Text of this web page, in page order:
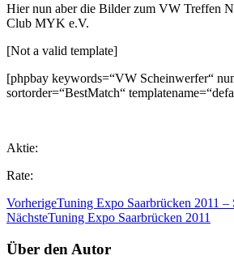
Hier nun aber die Bilder zum VW Treffen
Club MYK e.V.
[Not a valid template]
[phpbay keywords=“VW Scheinwerfer“
sortorder=“BestMatch“
Aktie:
Rate:
VorherigeTuning Expo Saarbrücken 2011
NächsteTuning Expo Saarbrücken 2011
Über den Autor